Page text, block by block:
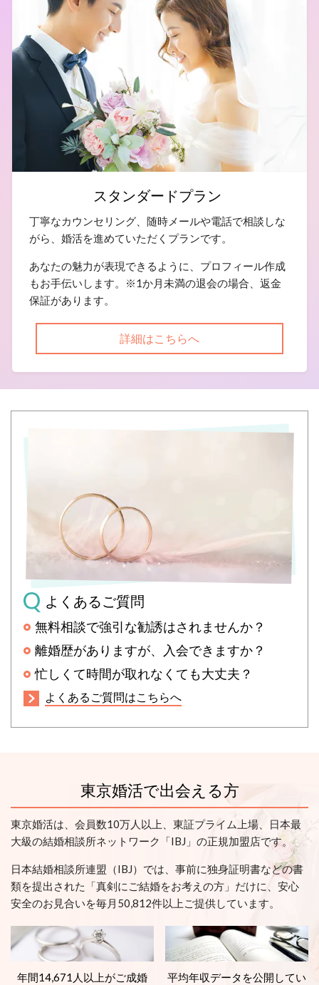
スタンダードプラン
丁寧なカウンセリング、随時メールや電話で相談しな
がら、婚活を進めていただくプランです。
あなたの魅力が表現できるように、プロフィール作成
もお手伝いします。※1か月未満の退会の場合、返金
保証があります。
詳細はこちらへ
よくあるご質問
無料相談で強引な勧誘はされませんか？
離婚歴がありますが、入会できますか？
忙しくて時間が取れなくても大丈夫？
よくあるご質問はこちらへ
東京婚活で出会える方
東京婚活は、会員数10万人以上、東証プライム上場、日本最
大級の結婚相談所ネットワーク「IBJ」の正規加盟店です。
日本結婚相談所連盟（IBJ）では、事前に独身証明書などの書
類を提出された「真剣にご結婚をお考えの方」だけに、安心
安全のお見合いを毎月50,812件以上ご提供しています。
年間14,671人以上がご成婚
平均年収データを公開してい